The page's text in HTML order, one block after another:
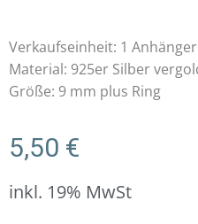
Verkaufseinheit: 1 Anhänger
Material: 925er Silber
Größe: 9 mm plus Ring
5,50 €
inkl. 19% MwSt